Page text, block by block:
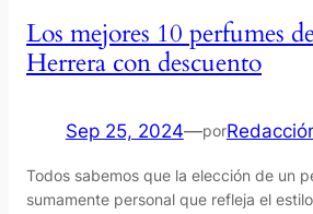
Los mejores 10 perfumes
Herrera con descuento
Sep 25, 2024—por
Todos sabemos que la elección de un
sumamente personal que refleja el